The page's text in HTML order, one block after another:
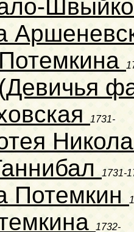
1731-
1731-
Потемкин
1732-